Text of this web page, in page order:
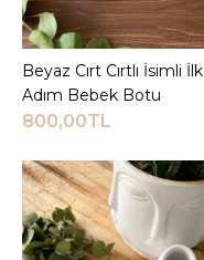
Sepete Ekle
Beyaz Cırt Cırtlı İsimli İlk
Adım Bebek Botu
800,00TL